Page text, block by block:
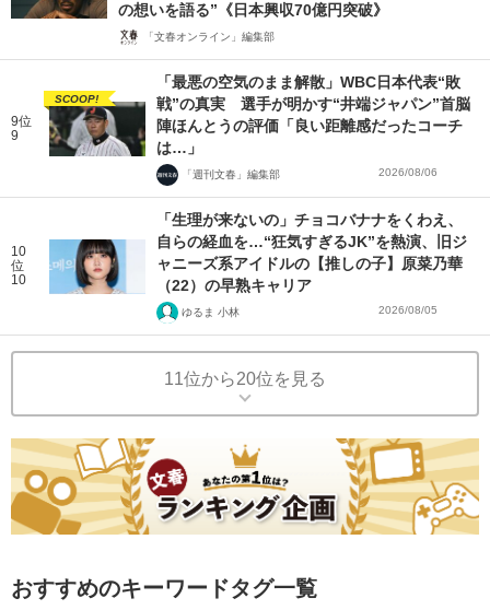
の想いを語る”《日本興収70億円突破》
「文春オンライン」編集部
9位
9
SCOOP!
「最悪の空気のまま解散」WBC日本代表“敗
戦”の真実 選手が明かす“井端ジャパン”首脳
陣ほんとうの評価「良い距離感だったコーチ
は…」
「週刊文春」編集部 2026/08/06
10
位
10
「生理が来ないの」チョコバナナをくわえ、
自らの経血を…“狂気すぎるJK”を熱演、旧ジ
ャニーズ系アイドルの【推しの子】原菜乃華
（22）の早熟キャリア
ゆるま 小林 2026/08/05
11位から20位を見る
おすすめのキーワードタグ一覧